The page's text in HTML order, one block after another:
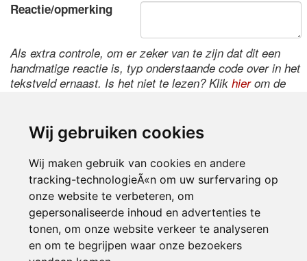
Wij gebruiken cookies
Wij maken gebruik van cookies en andere
tracking-technologieÃ«n om uw surfervaring op
onze website te verbeteren, om
gepersonaliseerde inhoud en advertenties te
tonen, om onze website verkeer te analyseren
en om te begrijpen waar onze bezoekers
Reactie/opmerking
Als extra controle, om er zeker van te zijn dat dit een
handmatige reactie is, typ onderstaande code over in het
tekstveld ernaast. Is het niet te lezen? Klik hierom de
Inloggen